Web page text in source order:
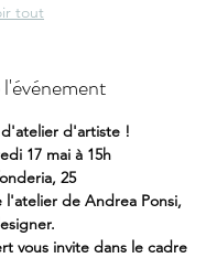
tout
d'artiste !
17 mai à 15h
25
l'atelier de Andrea Ponsi,
vous invite dans le cadre